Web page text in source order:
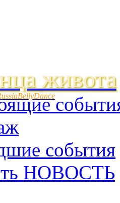
живота
события
НОВОСТЬ